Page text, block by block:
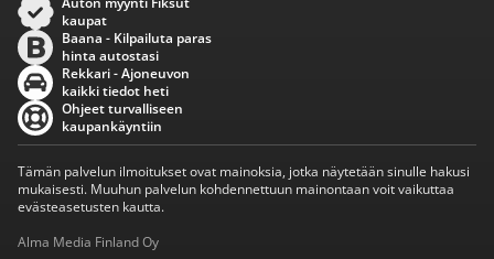
kaupat
Baana - Kilpailuta paras
hinta autostasi
Rekkari - Ajoneuvon
kaikki tiedot heti
Ohjeet turvalliseen
kaupankäyntiin
Tämän palvelun ilmoitukset ovat mainoksia, jotka näytetään sinulle hakusi
mukaisesti. Muuhun palvelun kohdennettuun mainontaan voit vaikuttaa
evästeasetusten kautta.
Alma Media Finland Oy